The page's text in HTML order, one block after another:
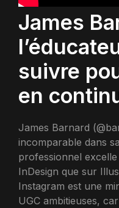
James
suivre
en
James Barnard
incomparable dans
professionnel
InDesign que sur
Instagram est une
UGC ambitieuses,